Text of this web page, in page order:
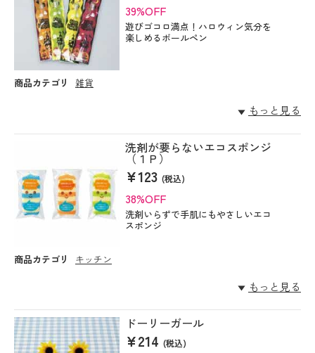
39%OFF
遊びゴコロ満点！ハロウィン気分を
楽しめるボールペン
商品カテゴリ 雑貨
もっと見る
洗剤が要らないエコスポンジ
（１Ｐ）
¥123(税込)
38%OFF
洗剤いらずで手肌にもやさしいエコ
スポンジ
商品カテゴリ キッチン
もっと見る
ドーリーガール
¥214(税込)